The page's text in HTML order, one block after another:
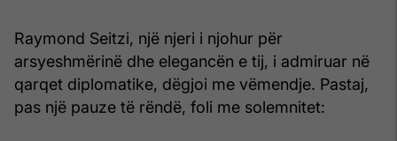
Raymond Seitzi, një njeri i njohur për
arsyeshmërinë dhe elegancën e tij, i admiruar në
qarqet diplomatike, dëgjoi me vëmendje. Pastaj,
pas një pauze të rëndë, foli me solemnitet: